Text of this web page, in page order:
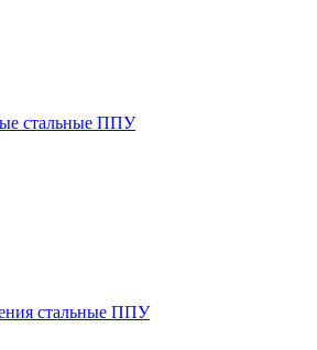
стальные ППУ
стальные ППУ